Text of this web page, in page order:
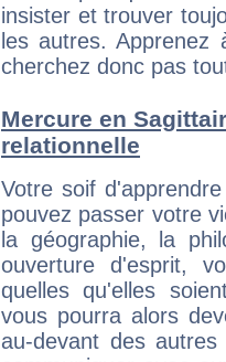
insister et trouver
les autres.
cherchez donc pas
Mercure en
relationnelle
Votre soif
pouvez passer votre
la géographie, la
ouverture d'esprit,
quelles qu'elles
vous pourra alors
au-devant des